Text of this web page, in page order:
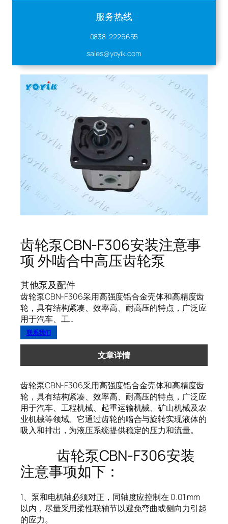
服务热线
0838-2226655
sales@yoyik.com
齿轮泵CBN-F306安装注意事
项 外啮合中高压齿轮泵
其他泵及配件
齿轮泵CBN-F306采用高强度铝合金壳体和高精度齿
轮，具有结构紧凑、效率高、耐高压的特点，广泛应
用于汽车、工…
联系我们
文章详情
齿轮泵CBN-F306采用高强度铝合金壳体和高精度齿
轮，具有结构紧凑、效率高、耐高压的特点，广泛应
用于汽车、工程机械、起重运输机械、矿山机械及农
业机械等领域。它通过齿轮的啮合与旋转实现液体的
吸入和排出，为液压系统提供稳定的压力和流量。
齿轮泵CBN-F306安装
注意事项如下：
1、泵和电机轴必须对正，同轴度应控制在 0.01 mm
以内，尽量采用柔性联轴节以避免弯曲或侧向力引起
的应力。